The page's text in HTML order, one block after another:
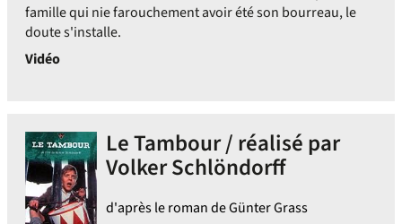
famille qui nie farouchement avoir été son bourreau, le
doute s'installe.
Vidéo
Le Tambour / réalisé par
Volker Schlöndorff
d'après le roman de Günter Grass